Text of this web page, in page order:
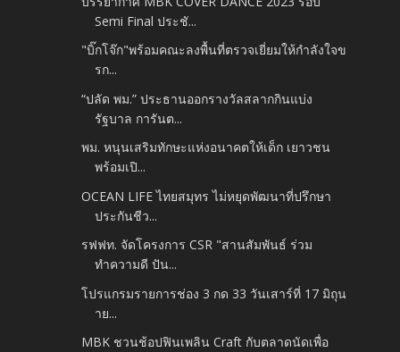
Semi Final ประชั...
"บิ๊กโจ๊ก"พร้อมคณะลงพื้นที่ตรวจเยี่ยมให้กำลังใจข
รก...
“ปลัด พม.” ประธานออกรางวัลสลากกินแบ่ง
รัฐบาล การันต...
พม. หนุนเสริมทักษะแห่งอนาคตให้เด็ก เยาวชน
พร้อมเปิ...
OCEAN LIFE ไทยสมุทร ไม่หยุดพัฒนาที่ปรึกษา
ประกันชีว...
รฟฟท. จัดโครงการ CSR "สานสัมพันธ์ ร่วม
ทำความดี ปัน...
โปรแกรมรายการช่อง 3 กด 33 วันเสาร์ที่ 17 มิถุน
าย...
MBK ชวนช้อปฟินเพลิน Craft กับตลาดนัดเพื่อ